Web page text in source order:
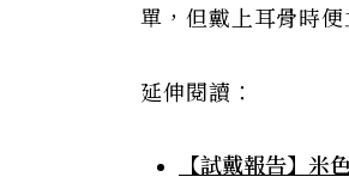
單，但戴上耳骨時
延伸閱讀：
【試戴報告】